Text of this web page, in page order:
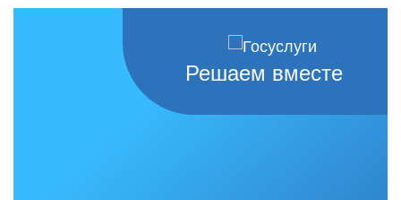
Решаем вместе